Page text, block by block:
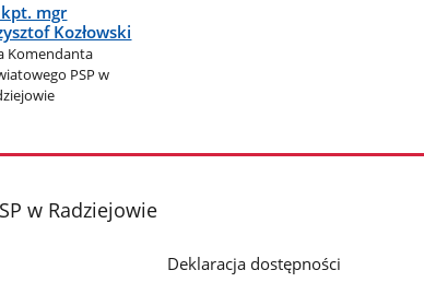
mgr
Kozłowski
Komendanta
PSP w
w Radziejowie
Deklaracja dostępności